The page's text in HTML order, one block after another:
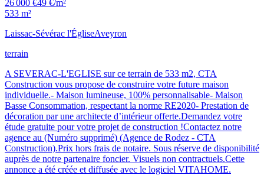
26 000 €49 €/m²
533 m²
Laissac-Sévérac l'ÉgliseAveyron
terrain
A SEVERAC-L'EGLISE sur ce terrain de 533 m2, CTA
Construction vous propose de construire votre future maison
individuelle.- Maison lumineuse, 100% personnalisable- Maison
Basse Consommation, respectant la norme RE2020- Prestation de
décoration par une architecte d’intérieur offerte.Demandez votre
étude gratuite pour votre projet de construction !Contactez notre
agence au (Numéro supprimé) (Agence de Rodez - CTA
Construction).Prix hors frais de notaire. Sous réserve de disponibilité
auprès de notre partenaire foncier. Visuels non contractuels.Cette
annonce a été créée et diffusée avec le logiciel VITAHOME.